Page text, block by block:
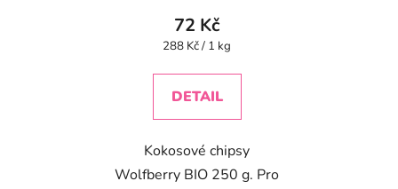
72 Kč
Měrná
288 Kč / 1 kg
DETAIL
Kokosové chipsy
Wolfberry BIO 250 g. Pro